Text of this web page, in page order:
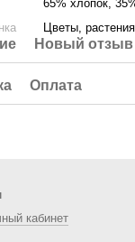
65% хлопок,
Цветы, растения
Новый отзыв
Оплата
кабинет